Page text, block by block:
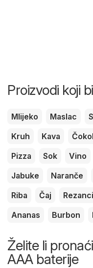
Proizvodi koji
Mlijeko Maslac
Kruh
Kava
Pizza
Sok Vino
Jabuke
Naranče
Riba
Čaj Rezanci
Ananas
Burbon
Želite li
AAA baterije